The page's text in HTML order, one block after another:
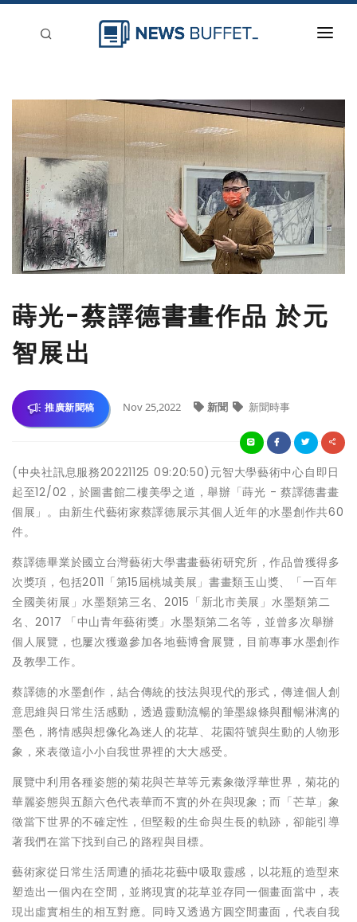
登入
刊登
蒔光-蔡譯德書畫作品 於元
智展出
推廣新聞稿 Nov 25,2022 新聞 新聞時事
(中央社訊息服務20221125 09:20:50)元智大學藝術中心自即日
起至12/02，於圖書館二樓美學之道，舉辦「蒔光 - 蔡譯德書畫
個展」。由新生代藝術家蔡譯德展示其個人近年的水墨創作共60
件。
蔡譯德畢業於國立台灣藝術大學書畫藝術研究所，作品曾獲得多
次獎項，包括2011「第15屆桃城美展」書畫類玉山獎、「一百年
全國美術展」水墨類第三名、2015「新北市美展」水墨類第二
名、2017 「中山青年藝術獎」水墨類第二名等，並曾多次舉辦
個人展覽，也屢次獲邀參加各地藝博會展覽，目前專事水墨創作
及教學工作。
蔡譯德的水墨創作，結合傳統的技法與現代的形式，傳達個人創
意思維與日常生活感動，透過靈動流暢的筆墨線條與酣暢淋漓的
墨色，將情感與想像化為迷人的花草、花園符號與生動的人物形
象，來表徵這小小自我世界裡的大大感受。
展覽中利用各種姿態的菊花與芒草等元素象徵浮華世界，菊花的
華麗姿態與五顏六色代表華而不實的外在與現象；而「芒草」象
徵當下世界的不確定性，但堅毅的生命與生長的軌跡，卻能引導
著我們在當下找到自己的路程與目標。
藝術家從日常生活周遭的插花花藝中吸取靈感，以花瓶的造型來
塑造出一個內在空間，並將現實的花草並存同一個畫面當中，表
現出虛實相生的相互對應。同時又透過方圓空間畫面，代表自我